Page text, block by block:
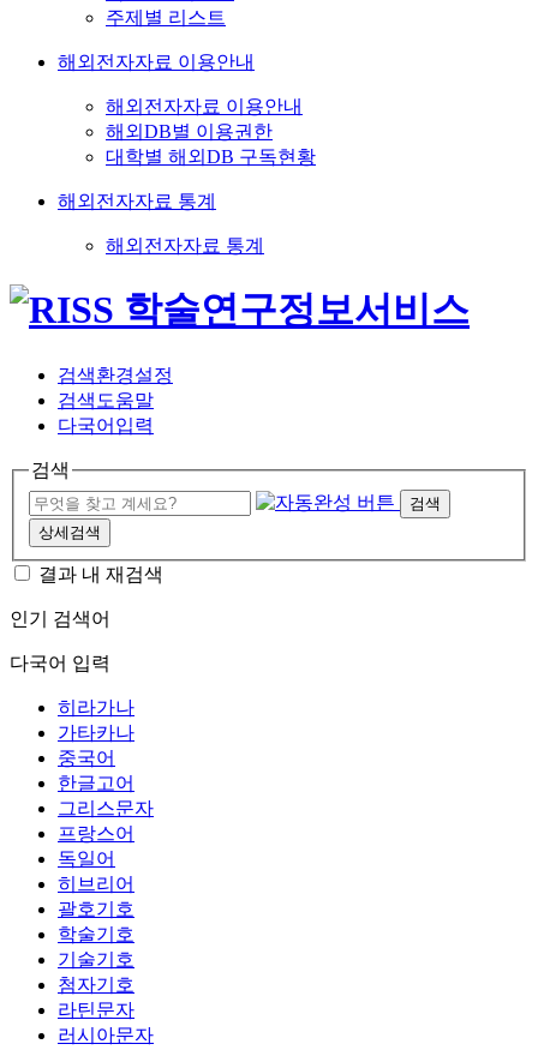
주제별 리스트
해외전자자료 이용안내
해외전자자료 이용안내
해외DB별 이용권한
대학별 해외DB 구독현황
해외전자자료 통계
해외전자자료 통계
검색환경설정
검색도움말
다국어입력
검색
검색
상세검색
결과 내 재검색
인기 검색어
다국어 입력
히라가나
가타카나
중국어
한글고어
그리스문자
프랑스어
독일어
히브리어
괄호기호
학술기호
기술기호
첨자기호
라틴문자
러시아문자